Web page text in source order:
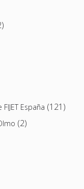
España (121)
(2)